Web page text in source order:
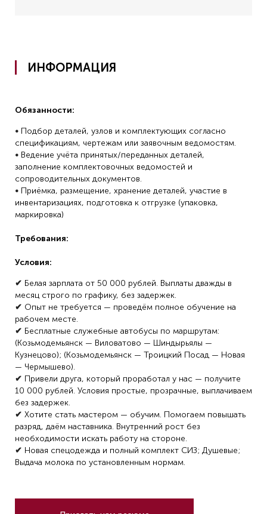
ИНФОРМАЦИЯ
Обязанности:
• Подбор деталей, узлов и комплектующих согласно
спецификациям, чертежам или заявочным ведомостям.
• Ведение учёта принятых/переданных деталей,
заполнение комплектовочных ведомостей и
сопроводительных документов.
• Приёмка, размещение, хранение деталей, участие в
инвентаризациях, подготовка к отгрузке (упаковка,
маркировка)
Требования:
Условия:
✔ Белая зарплата от 50 000 рублей. Выплаты дважды в
месяц строго по графику, без задержек.
✔ Опыт не требуется — проведём полное обучение на
рабочем месте.
✔ Бесплатные служебные автобусы по маршрутам:
(Козьмодемьянск — Виловатово — Шиндырьялы —
Кузнецово); (Козьмодемьянск — Троицкий Посад — Новая
— Чермышево).
✔ Привели друга, который проработал у нас — получите
10 000 рублей. Условия простые, прозрачные, выплачиваем
без задержек.
✔ Хотите стать мастером — обучим. Помогаем повышать
разряд, даём наставника. Внутренний рост без
необходимости искать работу на стороне.
✔ Новая спецодежда и полный комплект СИЗ; Душевые;
Выдача молока по установленным нормам.